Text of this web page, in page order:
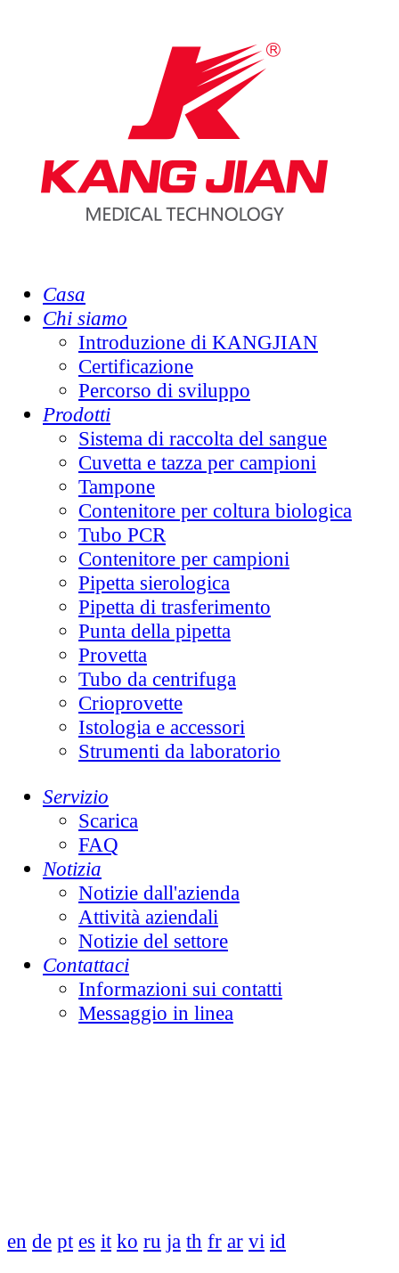
Casa
Chi siamo
Introduzione di KANGJIAN
Certificazione
Percorso di sviluppo
Prodotti
Sistema di raccolta del sangue
Cuvetta e tazza per campioni
Tampone
Contenitore per coltura biologica
Tubo PCR
Contenitore per campioni
Pipetta sierologica
Pipetta di trasferimento
Punta della pipetta
Provetta
Tubo da centrifuga
Crioprovette
Istologia e accessori
Strumenti da laboratorio
Servizio
Scarica
FAQ
Notizia
Notizie dall'azienda
Attività aziendali
Notizie del settore
Contattaci
Informazioni sui contatti
Messaggio in linea
en de pt es it ko ru ja th fr ar vi id